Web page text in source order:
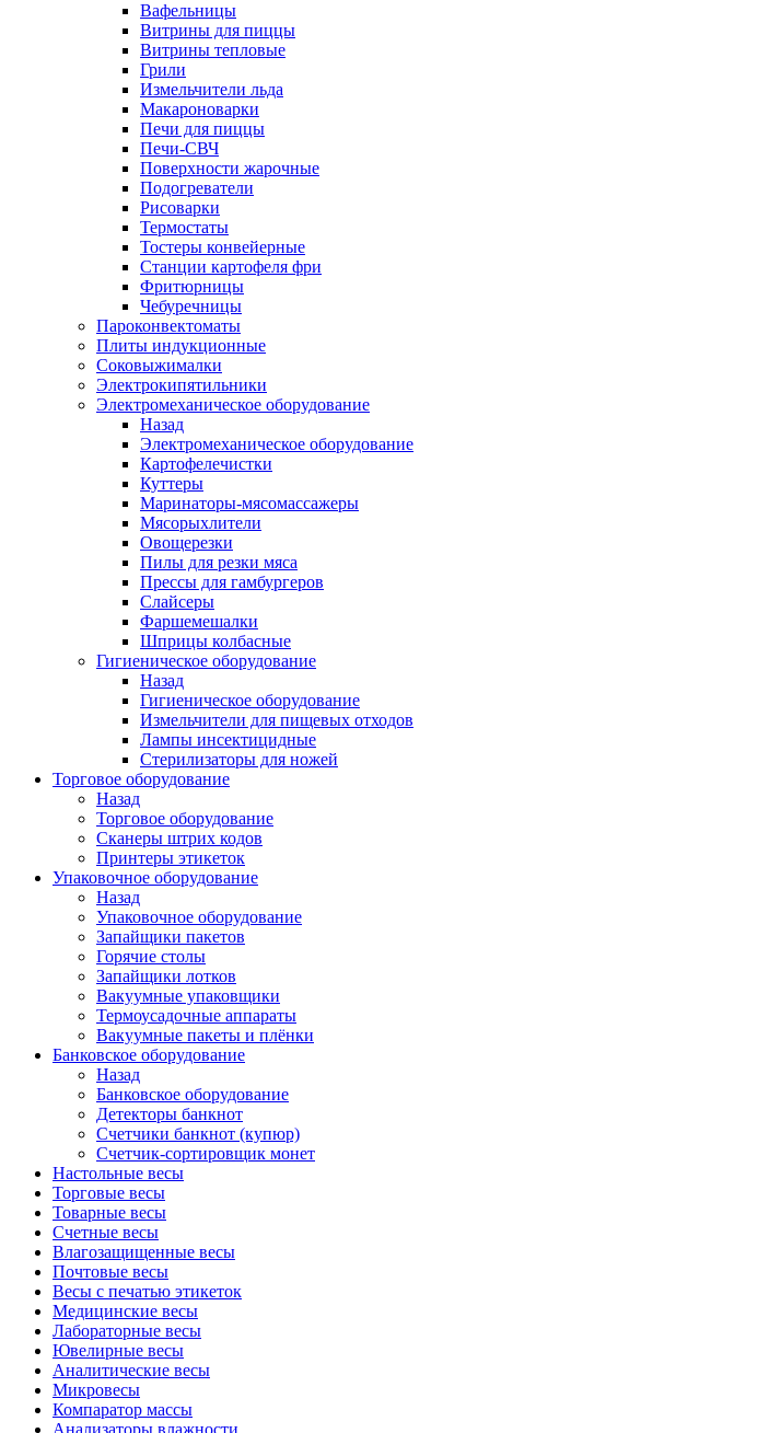
Вафельницы
Витрины для пиццы
Витрины тепловые
Грили
Измельчители льда
Макароноварки
Печи для пиццы
Печи-СВЧ
Поверхности жарочные
Подогреватели
Рисоварки
Термостаты
Тостеры конвейерные
Станции картофеля фри
Фритюрницы
Чебуречницы
Пароконвектоматы
Плиты индукционные
Соковыжималки
Электрокипятильники
Электромеханическое оборудование
Назад
Электромеханическое оборудование
Картофелечистки
Куттеры
Маринаторы-мясомассажеры
Мясорыхлители
Овощерезки
Пилы для резки мяса
Прессы для гамбургеров
Слайсеры
Фаршемешалки
Шприцы колбасные
Гигиеническое оборудование
Назад
Гигиеническое оборудование
Измельчители для пищевых отходов
Лампы инсектицидные
Стерилизаторы для ножей
Торговое оборудование
Назад
Торговое оборудование
Сканеры штрих кодов
Принтеры этикеток
Упаковочное оборудование
Назад
Упаковочное оборудование
Запайщики пакетов
Горячие столы
Запайщики лотков
Вакуумные упаковщики
Термоусадочные аппараты
Вакуумные пакеты и плёнки
Банковское оборудование
Назад
Банковское оборудование
Детекторы банкнот
Cчетчики банкнот (купюр)
Счетчик-сортировщик монет
Настольные весы
Торговые весы
Товарные весы
Счетные весы
Влагозащищенные весы
Почтовые весы
Весы с печатью этикеток
Медицинские весы
Лабораторные весы
Ювелирные весы
Аналитические весы
Микровесы
Компаратор массы
Анализаторы влажности